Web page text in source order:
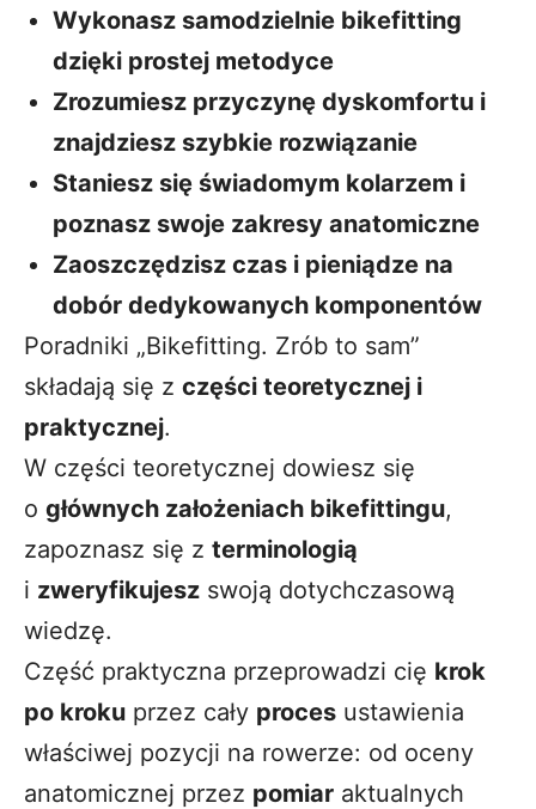
Wykonasz samodzielnie bikefitting
dzięki prostej metodyce
Zrozumiesz przyczynę dyskomfortu i
znajdziesz szybkie rozwiązanie
Staniesz się świadomym kolarzem i
poznasz swoje zakresy anatomiczne
Zaoszczędzisz czas i pieniądze na
dobór dedykowanych komponentów
Poradniki „Bikefitting. Zrób to sam”
składają się z części teoretycznej i
praktycznej.
W części teoretycznej dowiesz się
o głównych założeniach bikefittingu,
zapoznasz się z terminologią
i zweryfikujesz swoją dotychczasową
wiedzę.
Część praktyczna przeprowadzi cię krok
po kroku przez cały proces ustawienia
właściwej pozycji na rowerze: od oceny
anatomicznej przez pomiar aktualnych